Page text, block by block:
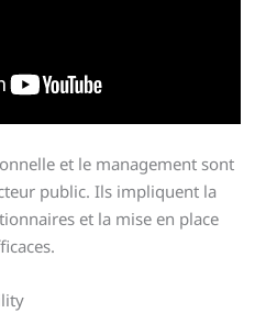
et le management sont
public. Ils impliquent la
et la mise en place